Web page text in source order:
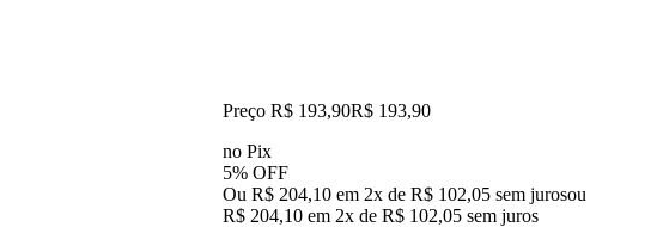
Preço R$ 193,90R$ 193,90
no Pix
5% OFF
Ou R$ 204,10 em 2x de R$ 102,05 sem jurosou
R$ 204,10 em 2x de R$ 102,05 sem juros